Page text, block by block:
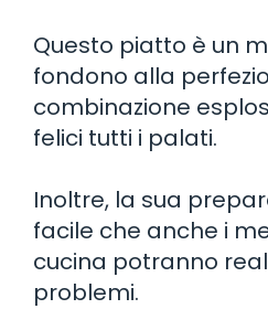
Questo piatto è un
fondono alla
combinazione
felici tutti i palati.
Inoltre, la sua
facile che anche i
cucina potranno
problemi.